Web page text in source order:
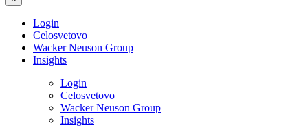
Login
Celosvetovo
Wacker Neuson Group
Insights
Login
Celosvetovo
Wacker Neuson Group
Insights